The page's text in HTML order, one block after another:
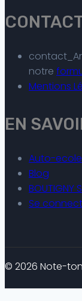
notre
Mentions
EN
Auto-ecole
Blog
BOUTIGNY
Se
© 2026 Note-